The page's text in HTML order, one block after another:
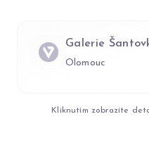
Galerie
Olomouc
Kliknutím zobrazíte